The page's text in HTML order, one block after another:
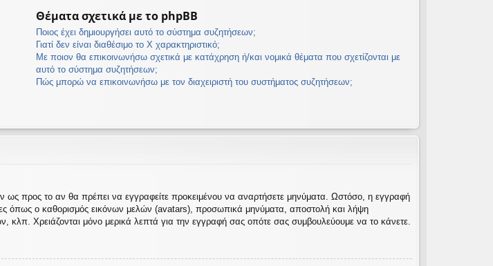
Θέματα σχετικά με το phpBB
Ποιος έχει δημιουργήσει αυτό το σύστημα συζητήσεων;
Γιατί δεν είναι διαθέσιμο το Χ χαρακτηριστικό;
Με ποιον θα επικοινωνήσω σχετικά με κατάχρηση ή/και νομικά θέματα που σχετίζονται με
αυτό το σύστημα συζητήσεων;
Πώς μπορώ να επικοινωνήσω με τον διαχειριστή του συστήματος συζητήσεων;
ως προς το αν θα πρέπει να εγγραφείτε προκειμένου να αναρτήσετε μηνύματα. Ωστόσο, η εγγραφή
όπως ο καθορισμός εικόνων μελών (avatars), προσωπικά μηνύματα, αποστολή και λήψη
Χρειάζονται μόνο μερικά λεπτά για την εγγραφή σας οπότε σας συμβουλεύουμε να το κάνετε.